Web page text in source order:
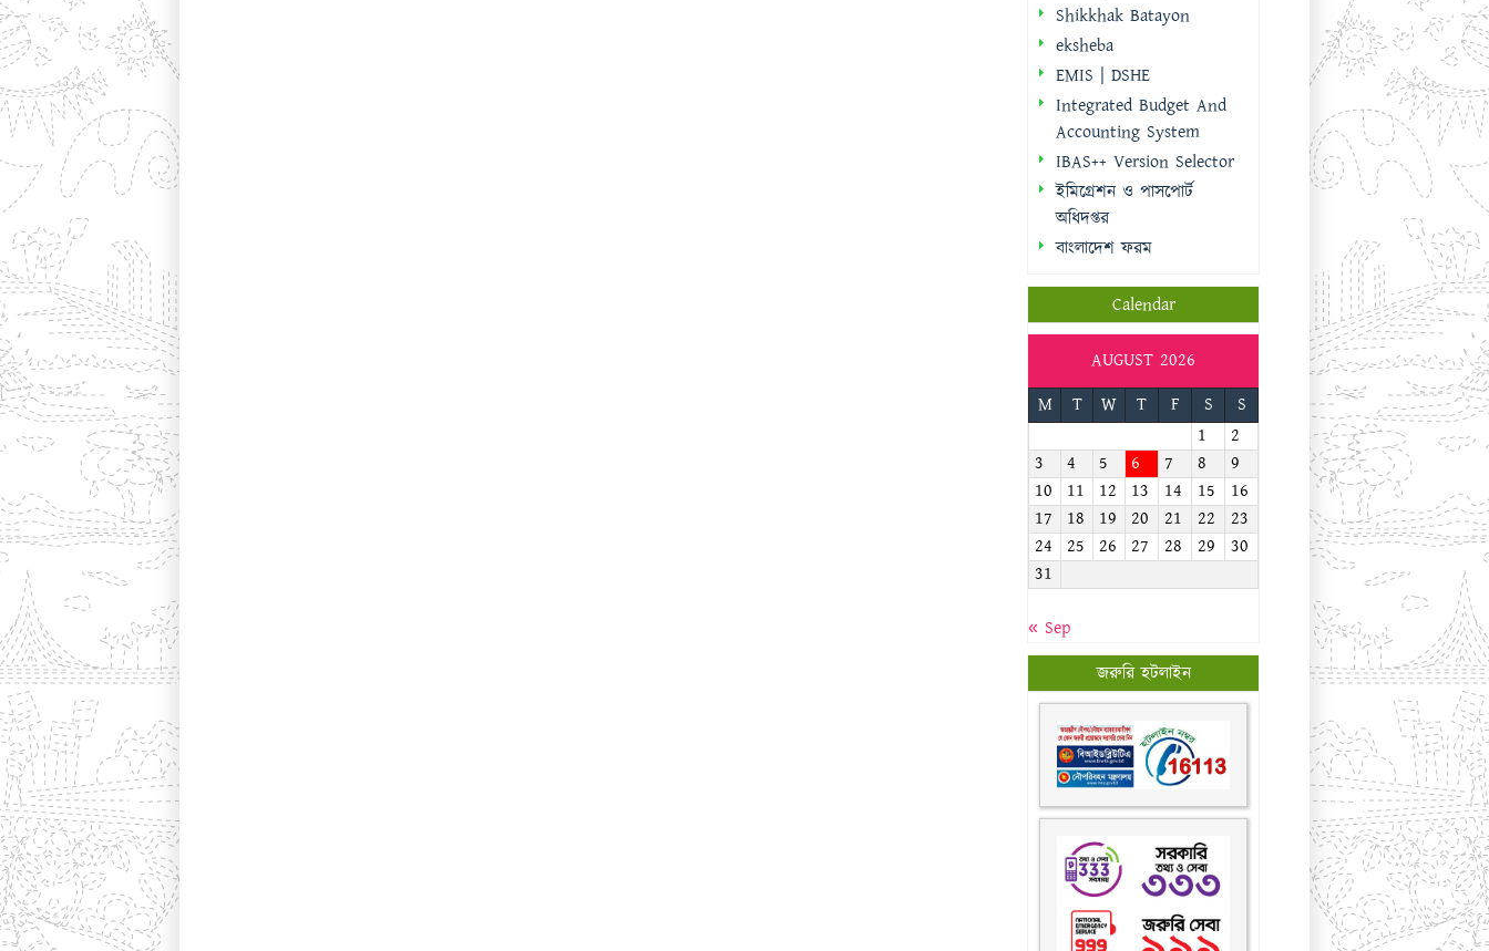
ইমিগ্রেশন ও পাসপোর্ট
অধিদপ্তর
বাংলাদেশ ফরম
Calendar
AUGUST 2026
T W
3
4 5 6 7 8
9
12 13 14
17 18 19 20 21 22
23
26 27 28
31
« Sep
জরুরি হটলাইন